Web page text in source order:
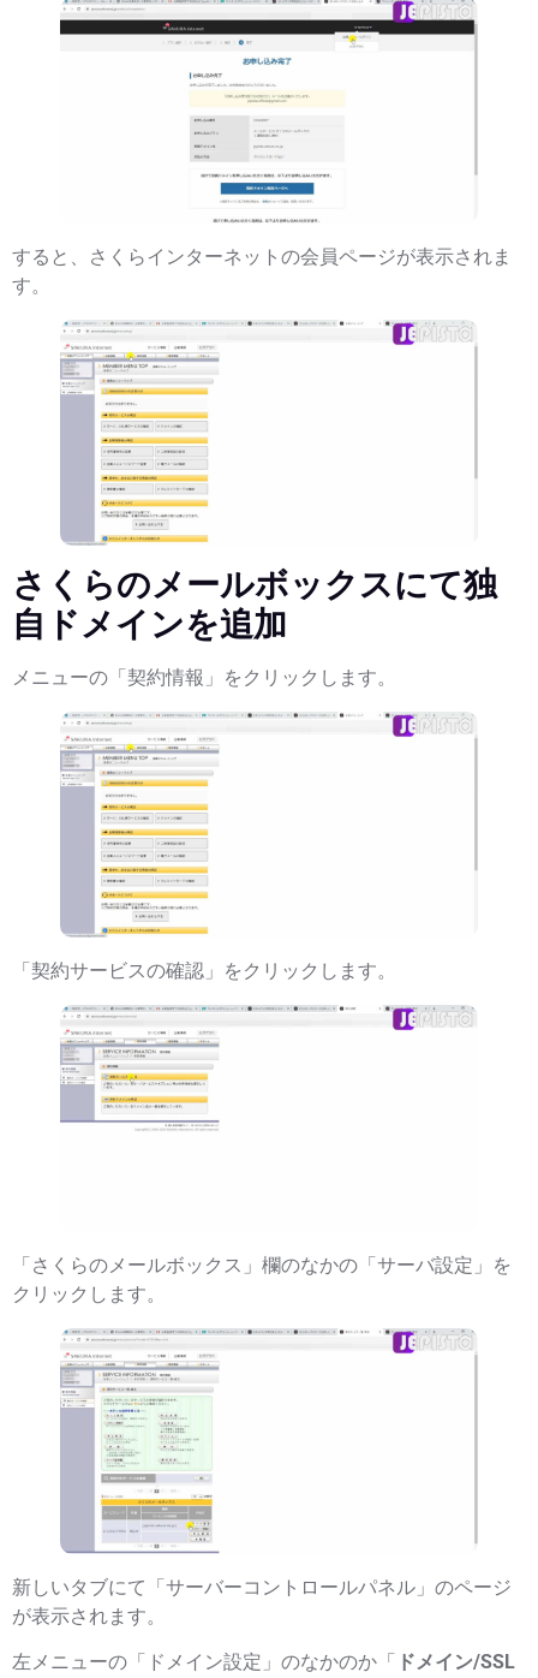
すると、さくらインターネットの会員ページが表示されま
す。
さくらのメールボックスにて独
自ドメインを追加
メニューの「契約情報」をクリックします。
「契約サービスの確認」をクリックします。
「さくらのメールボックス」欄のなかの「サーバ設定」を
クリックします。
新しいタブにて「サーバーコントロールパネル」のページ
が表示されます。
左メニューの「ドメイン設定」のなかのか「
ドメイン/SSL